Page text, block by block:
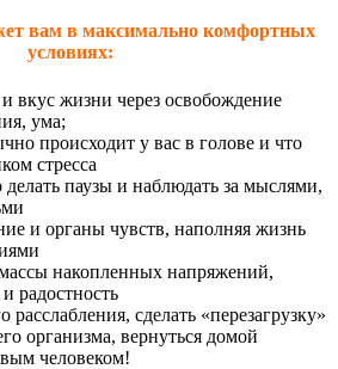
вам в максимально комфортных
условиях:
вкус жизни через освобождение
ума;
происходит у вас в голове и что
стресса
делать паузы и наблюдать за мыслями,
и органы чувств, наполняя жизнь
накопленных напряжений,
радостность
расслабления, сделать «перезагрузку»
организма, вернуться домой
человеком!